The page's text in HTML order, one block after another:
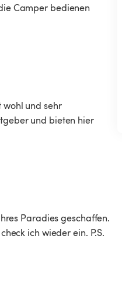
Camper bedienen
wohl und sehr
und bieten hier
Paradies geschaffen.
ich wieder ein. P.S.